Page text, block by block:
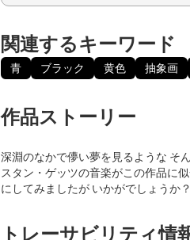
関連するキーワード
青 ブラック 黄色 抽象画
作品ストーリー
深淵のなかで儚い夢を見るような そ
スタン・ゲッツの音楽がこの作品に
にしてみましたが いかがでしょうか？
トレーサビリティ情